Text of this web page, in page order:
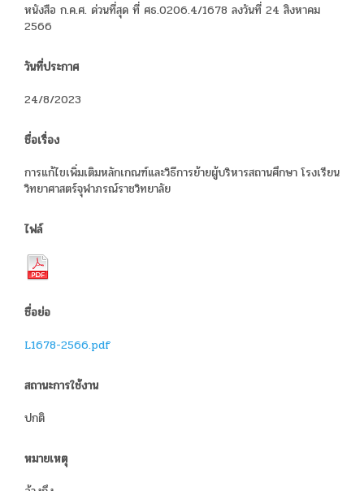
หนังสือ ก.ค.ศ. ด่วนที่สุด ที่ ศธ.0206.4/1678 ลงวันที่ 24 สิงหาคม
2566
วันที่ประกาศ
24/8/2023
ชื่อเรื่อง
การแก้ไขเพิ่มเติมหลักเกณฑ์และวิธีการย้ายผู้บริหารสถานศึกษา โรงเรียน
วิทยาศาสตร์จุฬาภรณ์ราชวิทยาลัย
ไฟล์
ชื่อย่อ
L1678-2566.pdf
สถานะการใช้งาน
ปกติ
หมายเหตุ